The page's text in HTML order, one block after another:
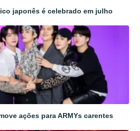
japonês é celebrado em julho
ações para ARMYs carentes